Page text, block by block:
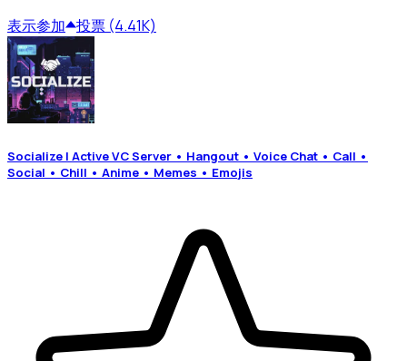
表示参加 投票 (4.41K)
Socialize | Active VC Server • Hangout • Voice Chat • Call •
Social • Chill • Anime • Memes • Emojis